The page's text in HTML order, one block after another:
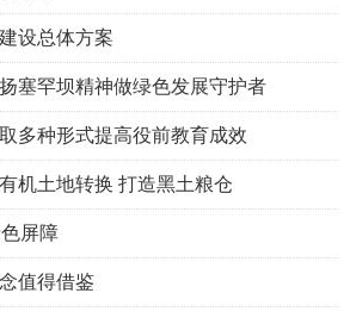
设总体方案
塞罕坝精神做绿色发展守护者
多种形式提高役前教育成效
机土地转换 打造黑土粮仓
屏障
值得借鉴